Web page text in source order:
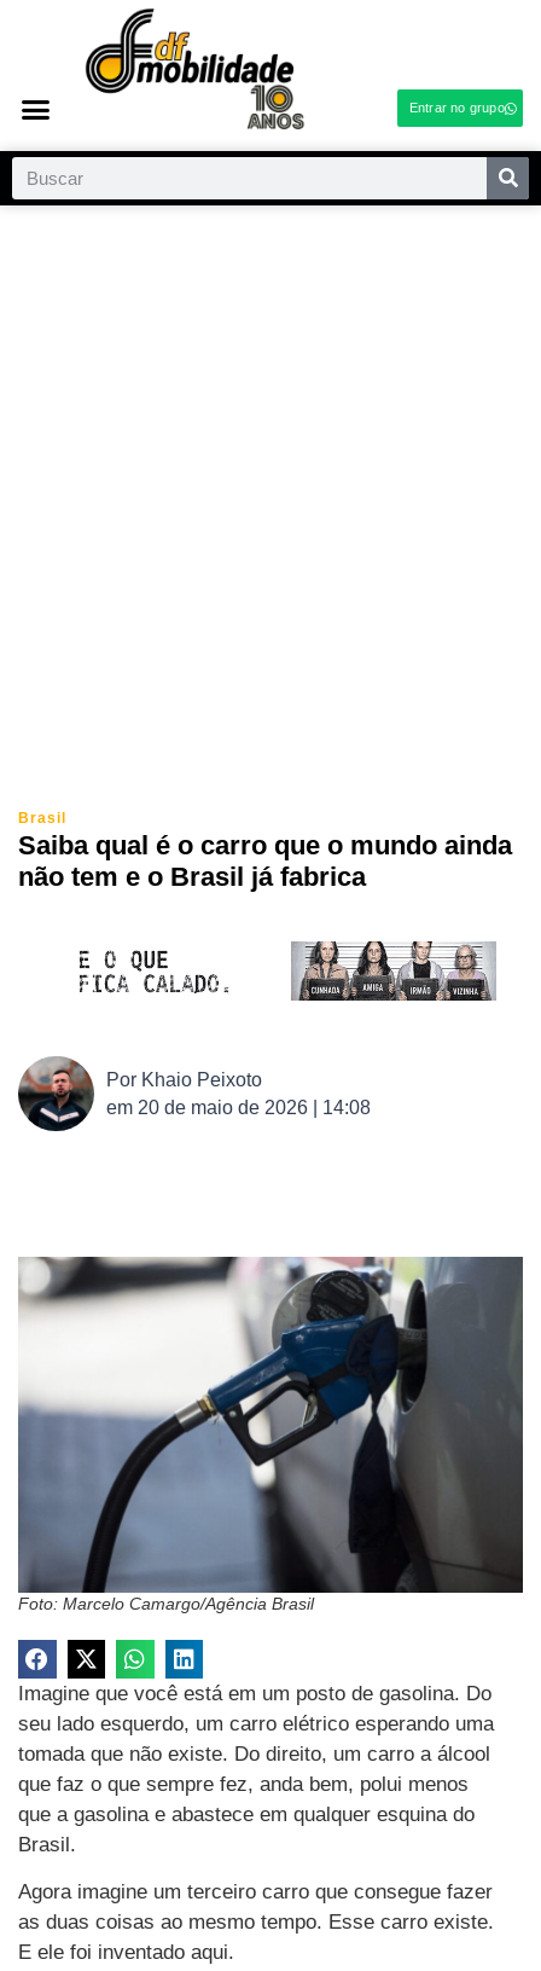
Entrar no grupo
Brasil
Saiba qual é o carro que o mundo ainda
não tem e o Brasil já fabrica
Por Khaio Peixoto
em 20 de maio de 2026 | 14:08
Foto: Marcelo Camargo/Agência Brasil
Imagine que você está em um posto de gasolina. Do
seu lado esquerdo, um carro elétrico esperando uma
tomada que não existe. Do direito, um carro a álcool
que faz o que sempre fez, anda bem, polui menos
que a gasolina e abastece em qualquer esquina do
Brasil.
Agora imagine um terceiro carro que consegue fazer
as duas coisas ao mesmo tempo. Esse carro existe.
E ele foi inventado aqui.